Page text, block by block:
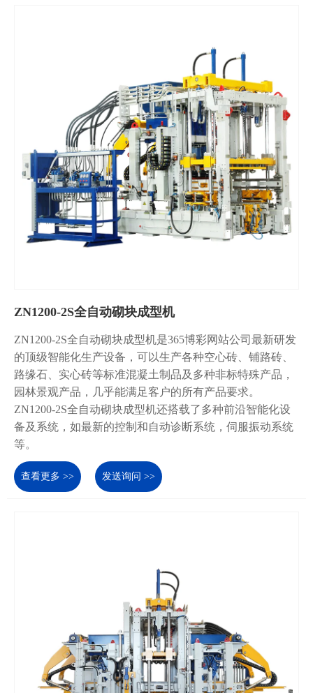
ZN1200-2S全自动砌块成型机
ZN1200-2S全自动砌块成型机是365博彩网站公司最新研发
的顶级智能化生产设备，可以生产各种空心砖、铺路砖、
路缘石、实心砖等标准混凝土制品及多种非标特殊产品，
园林景观产品，几乎能满足客户的所有产品要求。
ZN1200-2S全自动砌块成型机还搭载了多种前沿智能化设
备及系统，如最新的控制和自动诊断系统，伺服振动系统
等。
查看更多 >> 发送询问 >>